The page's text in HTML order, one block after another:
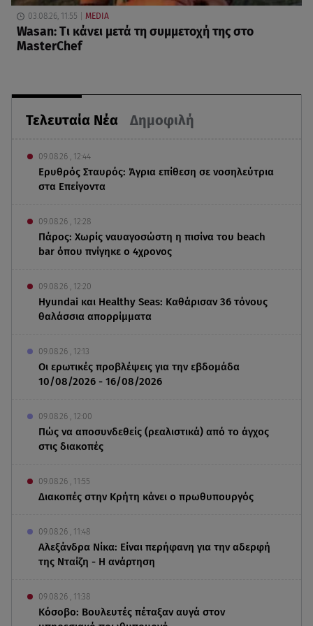
Τελευταία Νέα Δημοφιλή
09.08.26 , 12:44
Ερυθρός Σταυρός: Άγρια επίθεση σε νοσηλεύτρια
στα Επείγοντα
09.08.26 , 12:28
Πάρος: Χωρίς ναυαγοσώστη η πισίνα του beach
bar όπου πνίγηκε ο 4χρονος
09.08.26 , 12:20
Hyundai και Healthy Seas: Καθάρισαν 36 τόνους
θαλάσσια απορρίμματα
09.08.26 , 12:13
Οι ερωτικές προβλέψεις για την εβδομάδα
10/08/2026 - 16/08/2026
09.08.26 , 12:00
Πώς να αποσυνδεθείς (ρεαλιστικά) από το άγχος
στις διακοπές
09.08.26 , 11:55
Διακοπές στην Κρήτη κάνει ο πρωθυπουργός
09.08.26 , 11:48
Αλεξάνδρα Νίκα: Είναι περήφανη για την αδερφή
της Νταίζη - Η ανάρτηση
09.08.26 , 11:38
Κόσοβο: Βουλευτές πέταξαν αυγά στον
03.08.26, 11:55 MEDIA
Wasan: Tι κάνει μετά τη συμμετοχή της στο
MasterChef